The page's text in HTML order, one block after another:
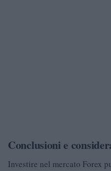
Conclusioni e
Investire nel mercato Forex